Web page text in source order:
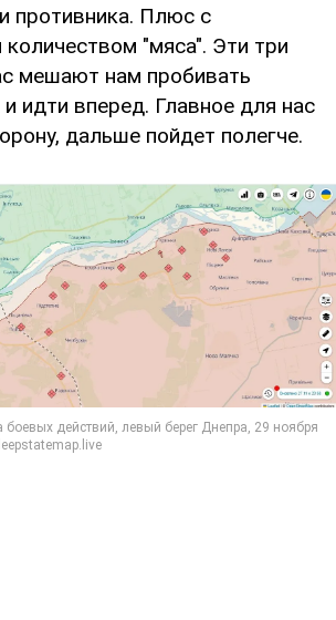
противника. Плюс с
"мяса". Эти три
мешают нам пробивать
идти вперед. Главное для нас
дальше пойдет полегче.